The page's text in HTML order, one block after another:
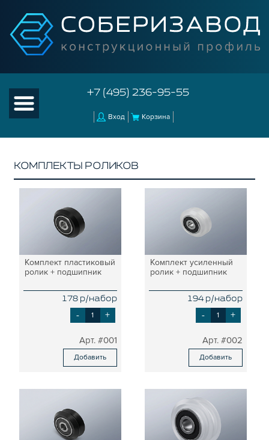
+7 (495) 236-95-55
Вход Корзина
КОНСТРУКЦИОННЫЙ ПРОФИЛЬ
КОМПЛЕКТУЮЩИЕ К ЧПУ
РОЛИКИ
ПЛАСТИНЫ ДЛЯ РОЛИКОВ
КРЕПЕЖНЫЕ ИЗДЕЛИЯ
МЕХАНИЧЕСКАЯ ПЕРЕДАЧА
КРОНШТЕЙНЫ ДЛЯ РЕМЕННОЙ
ПЕРЕДАЧИ
КРОНШТЕЙНЫ ДЛЯ ВИНТОВОЙ
ПЕРЕДАЧИ
КРОНШТЕЙНЫ ДЛЯ ДВИГАТЕЛЕЙ
БЛОКИ ДИСТАНЦИОННЫЕ
ЗАЩИТНЫЕ ПЛАНКИ
НАБОРЫ
КОМПЛЕКТЫ РОЛИКОВ
Комплект пластиковый
ролик + подшипник
178 р/набор
- +
#001
Добавить
Комплект усиленный
ролик + подшипник
194 р/набор
- +
#002
Добавить